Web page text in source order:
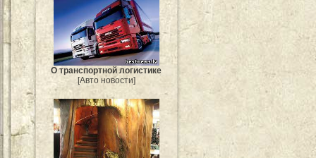
О транспортной логистике
[Авто новости]